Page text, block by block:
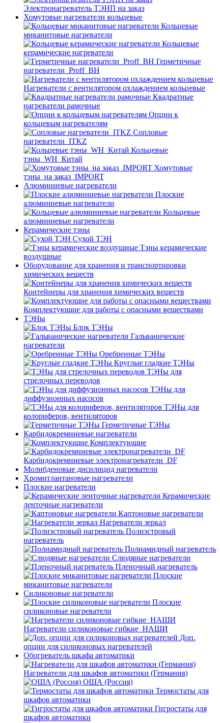
Электронагреватель ТЭНП на заказ
Хомутовые нагреватели кольцевые
Кольцевые
миканитовые нагреватели
Кольцевые
керамические нагреватели
Герметичные
нагреватели_Proff_BH
Нагреватели с вентилятором охлаждением кольцевые
Квадратные
нагреватели рамочные
Опции к
кольцевым нагревателям
Cопловые
нагреватели_ITKZ
Кольцевые
тэны_WH_Китай
Хомутовые
тэны_на заказ_IMPORT
Алюминиевые нагреватели
Плоские
алюминиевые нагреватели
Кольцевые
алюминиевые нагреватели
Керамические тэны
Сухой ТЭН
Тэны керамические
воздушные
Оборудование для хранения и транспортировки
химических веществ
Контейнеры для хранения химических веществ
Комплектующие для работы с опасными веществами
ТЭНы
Блок ТЭНы
Гальванические
нагреватели
Оребренные ТЭНы
Круглые гладкие ТЭНы
ТЭНы для
стрелочных переводов
ТЭНы для
диффузионных насосов
ТЭНы для
колориферов, вентиляторов
Герметичные ТЭНы
Карбидокремниевые нагреватели
Комплектующие
Карбидокремниевые электронагреватели_DF
Молибденовые дисилицид нагреватели
Хромитлантановые нагреватели
Плоские нагреватели
Керамические
ленточные нагреватели
Каптоновые нагреватели
Нагреватели зеркал
Полиэстровый
нагреватель
Полиамидный нагреватель
Слюдяные нагреватели
Пленочный нагреватель
Плоские
миканитовые нагреватели
Силиконовые нагреватели
Плоские
силиконовые нагреватели
Нагреватели силиконовые гибкие_НАШИ
Доп.
опции для силиконовых нагревателей
Обогреватель шкафа автоматики
Нагреватели для шкафов автоматики (Германия)
ОША (Россия)
Термостаты для
шкафов автоматики
Гигростаты для
шкафов автоматики